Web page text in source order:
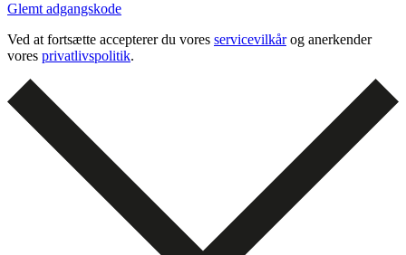
Glemt adgangskode
Ved at fortsætte accepterer du vores servicevilkårog anerkender
vores privatlivspolitik.